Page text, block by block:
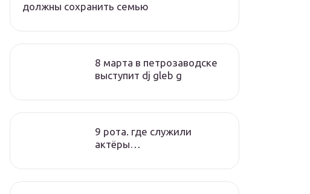
должны сохранить семью
8 марта в петрозаводске
выступит dj gleb g
9 рота. где служили
актёры…